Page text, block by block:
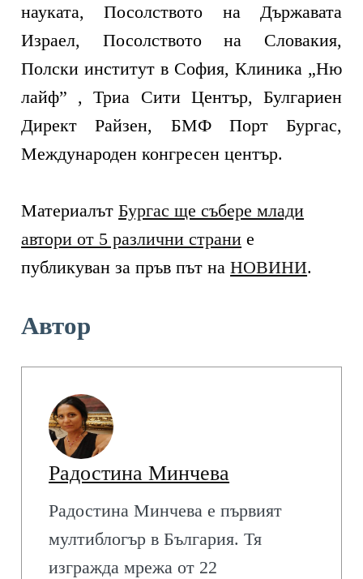
науката, Посолството на Държавата
Израел, Посолството на Словакия,
Полски институт в София, Клиника „Ню
лайф” , Триа Сити Център, Булгариен
Директ Райзен, БМФ Порт Бургас,
Международен конгресен център.
МатериалътБургас ще събере млади
автори от 5 различни страни е
публикуван за пръв път наНОВИНИ.
Автор
Радостина Минчева
Радостина Минчева е първият
мултиблогър в България. Тя
изгражда мрежа от 22